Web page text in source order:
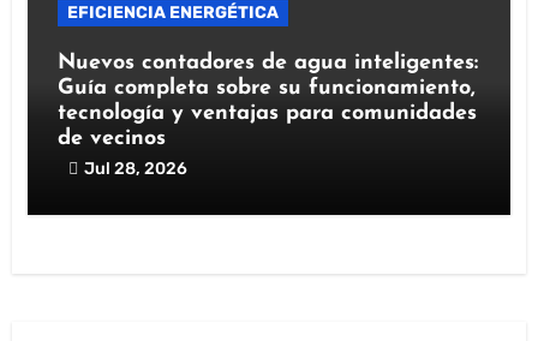
EFICIENCIA ENERGÉTICA
Nuevos contadores de agua inteligentes:
Guía completa sobre su funcionamiento,
tecnología y ventajas para comunidades
de vecinos
Jul 28, 2026